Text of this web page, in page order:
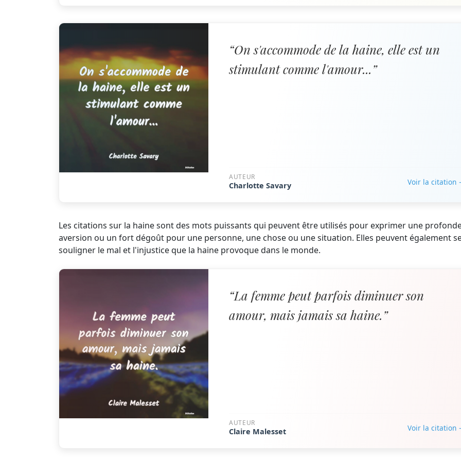
“On s'accommode de la haine, elle est un
stimulant comme l'amour...”
AUTEUR
Charlotte Savary Voir la citation
Les citations sur la haine sont des mots puissants qui peuvent être utilisés pour exprimer une
aversion ou un fort dégoût pour une personne, une chose ou une situation. Elles peuvent également
souligner le mal et l'injustice que la haine provoque dans le monde.
“La femme peut parfois diminuer son
amour, mais jamais sa haine.”
AUTEUR
Claire Malesset Voir la citation